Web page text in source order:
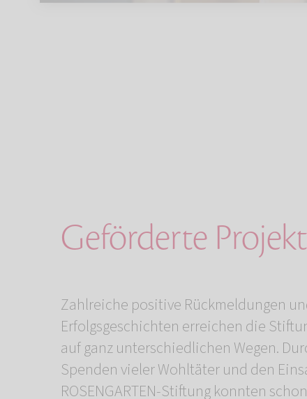
Geförderte
Zahlreiche positive Rückmeldungen
Erfolgsgeschichten erreichen die
auf ganz unterschiedlichen Wegen.
Spenden vieler Wohltäter und den
ROSENGARTEN-Stiftung konnten